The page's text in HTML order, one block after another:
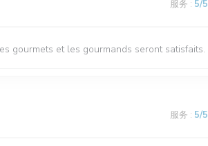
服务 : 5/5
gourmets et les gourmands seront satisfaits.
服务 : 5/5